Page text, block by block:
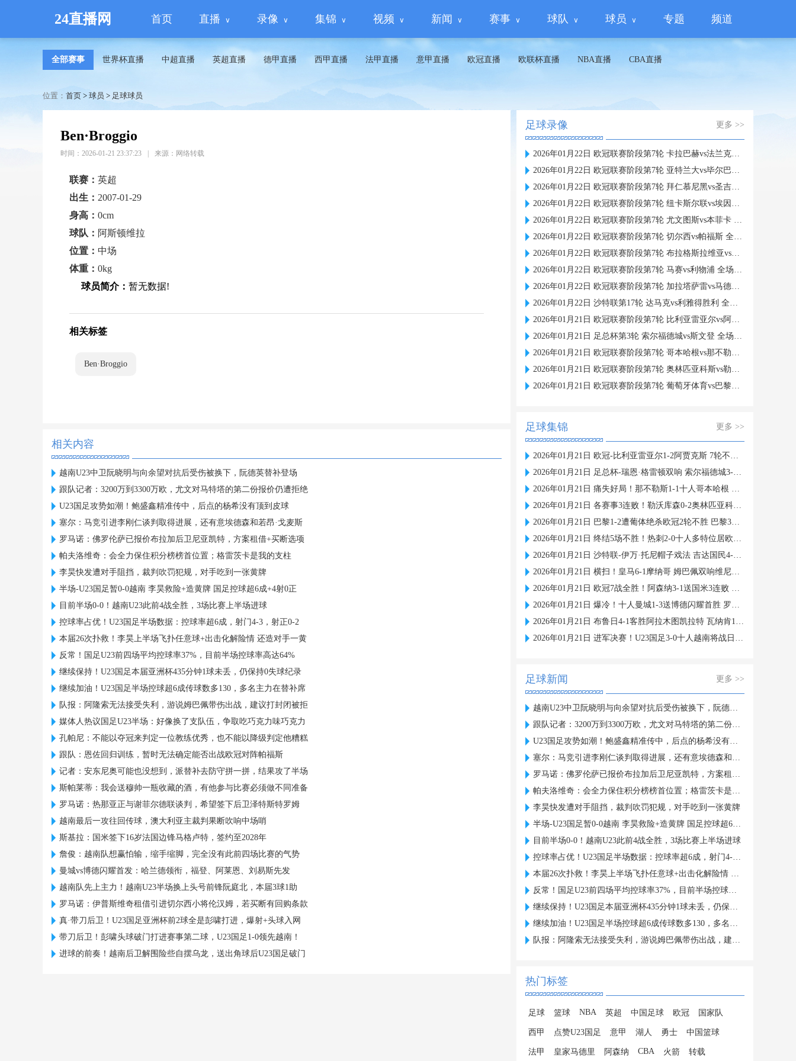
24直播网 首页 直播 录像 集锦 视频 新闻 赛事 球队 球员 专题 频道
全部赛事 世界杯直播 中超直播 英超直播 德甲直播 西甲直播 法甲直播 意甲直播 欧冠直播 欧联杯直播 NBA直播 CBA直播
位置： 首页 > 球员 > 足球球员
Ben·Broggio
时间：2026-01-21 23:37:23 来源：网络转载
联赛： 英超
出生： 2007-01-29
身高： 0cm
球队： 阿斯顿维拉
位置： 中场
体重： 0kg
球员简介： 暂无数据!
相关标签
Ben·Broggio
相关内容
越南U23中卫阮晓明与向余望对抗后受伤被换下，阮德英替补登场
跟队记者：3200万到3300万欧，尤文对马特塔的第二份报价仍遭拒绝
U23国足攻势如潮！鲍盛鑫精准传中，后点的杨希没有顶到皮球
塞尔：马竞引进李刚仁谈判取得进展，还有意埃德森和若昂·戈麦斯
罗马诺：佛罗伦萨已报价布拉加后卫尼亚凯特，方案租借+买断选项
帕夫洛维奇：会全力保住积分榜榜首位置；格雷茨卡是我的支柱
李昊快发遭对手阻挡，裁判吹罚犯规，对手吃到一张黄牌
半场-U23国足暂0-0越南 李昊救险+造黄牌 国足控球超6成+4射0正
目前半场0-0！越南U23此前4战全胜，3场比赛上半场进球
控球率占优！U23国足半场数据：控球率超6成，射门4-3，射正0-2
本届26次扑救！李昊上半场飞扑任意球+出击化解险情 还造对手一黄
反常！国足U23前四场平均控球率37%，目前半场控球率高达64%
继续保持！U23国足本届亚洲杯435分钟1球未丢，仍保持0失球纪录
继续加油！U23国足半场控球超6成传球数多130，多名主力在替补席
队报：阿隆索无法接受失利，游说姆巴佩带伤出战，建议打封闭被拒
媒体人热议国足U23半场：好像换了支队伍，争取吃巧克力味巧克力
孔帕尼：不能以夺冠来判定一位教练优秀，也不能以降级判定他糟糕
跟队：恩佐回归训练，暂时无法确定能否出战欧冠对阵帕福斯
记者：安东尼奥可能也没想到，派替补去防守拼一拼，结果攻了半场
斯帕莱蒂：我会送穆帅一瓶收藏的酒，有他参与比赛必须做不同准备
罗马诺：热那亚正与谢菲尔德联谈判，希望签下后卫泽特斯特罗姆
越南最后一攻往回传球，澳大利亚主裁判果断吹响中场哨
斯基拉：国米签下16岁法国边锋马格卢特，签约至2028年
詹俊：越南队想赢怕输，缩手缩脚，完全没有此前四场比赛的气势
曼城vs博德闪耀首发：哈兰德领衔，福登、阿莱恩、刘易斯先发
越南队先上主力！越南U23半场换上头号前锋阮庭北，本届3球1助
罗马诺：伊普斯维奇租借引进切尔西小将伦汉姆，若买断有回购条款
真·带刀后卫！U23国足亚洲杯前2球全是彭啸打进，爆射+头球入网
带刀后卫！彭啸头球破门打进赛事第二球，U23国足1-0领先越南！
进球的前奏！越南后卫解围险些自摆乌龙，送出角球后U23国足破门
足球录像 更多 >>
2026年01月22日 欧冠联赛阶段第7轮 卡拉巴赫vs法兰克福 全场录像
2026年01月22日 欧冠联赛阶段第7轮 亚特兰大vs毕尔巴鄂竞技 全场录像
2026年01月22日 欧冠联赛阶段第7轮 拜仁慕尼黑vs圣吉罗斯 全场录像
2026年01月22日 欧冠联赛阶段第7轮 纽卡斯尔联vs埃因霍温 全场录像
2026年01月22日 欧冠联赛阶段第7轮 尤文图斯vs本菲卡 全场录像
2026年01月22日 欧冠联赛阶段第7轮 切尔西vs帕福斯 全场录像
2026年01月22日 欧冠联赛阶段第7轮 布拉格斯拉维亚vs巴塞罗那 全场录像
2026年01月22日 欧冠联赛阶段第7轮 马赛vs利物浦 全场录像
2026年01月22日 欧冠联赛阶段第7轮 加拉塔萨雷vs马德里竞技 全场录像
2026年01月22日 沙特联第17轮 达马克vs利雅得胜利 全场录像
2026年01月21日 欧冠联赛阶段第7轮 比利亚雷亚尔vs阿贾克斯 全场录像
2026年01月21日 足总杯第3轮 索尔福德城vs斯文登 全场录像
2026年01月21日 欧冠联赛阶段第7轮 哥本哈根vs那不勒斯 全场录像
2026年01月21日 欧冠联赛阶段第7轮 奥林匹亚科斯vs勒沃库森 全场录像
2026年01月21日 欧冠联赛阶段第7轮 葡萄牙体育vs巴黎圣日耳曼 全场录像
足球集锦 更多 >>
2026年01月21日 欧冠-比利亚雷亚尔1-2阿贾克斯 7轮不胜仅积1分列倒数第二
2026年01月21日 足总杯-瑞恩·格雷顿双响 索尔福德城3-2斯文登晋级将战曼城
2026年01月21日 痛失好局！那不勒斯1-1十人哥本哈根 麦克托米奈破门德莱尼直红
2026年01月21日 各赛事3连败！勒沃库森0-2奥林匹亚科斯 药厂17射门+6射正未果
2026年01月21日 巴黎1-2遭葡体绝杀欧冠2轮不胜 巴黎3进球被吹苏亚雷斯双响+绝杀
2026年01月21日 终结5场不胜！热刺2-0十人多特位居欧冠第四 罗梅罗、索兰克破门
2026年01月21日 沙特联-伊万·托尼帽子戏法 吉达国民4-1赛哈特海湾
2026年01月21日 横扫！皇马6-1摩纳哥 姆巴佩双响维尼修斯造4球 阿韦洛亚欧冠首胜
2026年01月21日 欧冠7战全胜！阿森纳3-1送国米3连败 热苏斯双响约克雷斯世界波
2026年01月21日 爆冷！十人曼城1-3送博德闪耀首胜 罗德里染红曼城各赛事两连败
2026年01月21日 布鲁日4-1客胜阿拉木图凯拉特 瓦纳肯1传1射 弗曼特、梅切勒破门
2026年01月21日 进军决赛！U23国足3-0十人越南将战日本 彭啸向余望王钰栋破门
足球新闻 更多 >>
越南U23中卫阮晓明与向余望对抗后受伤被换下，阮德英替补登场
跟队记者：3200万到3300万欧，尤文对马特塔的第二份报价仍遭拒绝
U23国足攻势如潮！鲍盛鑫精准传中，后点的杨希没有顶到皮球
塞尔：马竞引进李刚仁谈判取得进展，还有意埃德森和若昂·戈麦斯
罗马诺：佛罗伦萨已报价布拉加后卫尼亚凯特，方案租借+买断选项
帕夫洛维奇：会全力保住积分榜榜首位置；格雷茨卡是我的支柱
李昊快发遭对手阻挡，裁判吹罚犯规，对手吃到一张黄牌
半场-U23国足暂0-0越南 李昊救险+造黄牌 国足控球超6成+4射0正
目前半场0-0！越南U23此前4战全胜，3场比赛上半场进球
控球率占优！U23国足半场数据：控球率超6成，射门4-3，射正0-2
本届26次扑救！李昊上半场飞扑任意球+出击化解险情 还造对手一黄
反常！国足U23前四场平均控球率37%，目前半场控球率高达64%
继续保持！U23国足本届亚洲杯435分钟1球未丢，仍保持0失球纪录
继续加油！U23国足半场控球超6成传球数多130，多名主力在替补席
队报：阿隆索无法接受失利，游说姆巴佩带伤出战，建议打封闭被拒
热门标签
足球 篮球 NBA 英超 中国足球 欧冠 国家队
西甲 点赞U23国足 意甲 湖人 勇士 中国篮球
法甲 皇家马德里 阿森纳 CBA 火箭 转载